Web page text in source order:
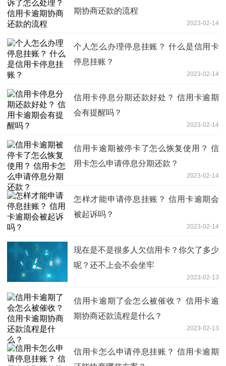
期协商还款的流程
2023-02-14
个人怎么办理停息挂账？ 什么是信用卡
停息挂账？
2023-02-14
信用卡停息分期还款好处？ 信用卡逾期
会有提醒吗？
2023-02-14
信用卡逾期被停卡了怎么恢复使用？ 信
用卡怎么申请停息分期还款？
2023-02-14
怎样才能申请停息挂账？ 信用卡逾期会
被起诉吗？
2023-02-14
现在是不是很多人欠信用卡？你欠了多少
呢？还不上会不会坐牢
2023-02-13
信用卡逾期了会怎么被催收？ 信用卡逾
期协商还款流程是什么？
2023-02-13
信用卡怎么申请停息挂账？ 信用卡逾期